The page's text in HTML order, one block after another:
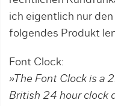
ich eigentlich nur
folgendes Produkt
Font Clock:
»The Font Clock is a
British 24 hour clock